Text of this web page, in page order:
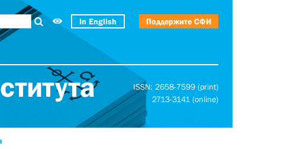
In English Поддержите СФИ
ISSN: 2658-7599 (print)
2713-3141 (online)